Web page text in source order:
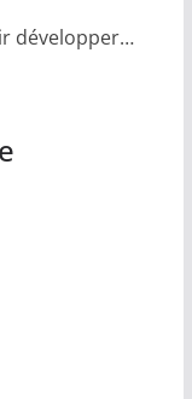
développer…